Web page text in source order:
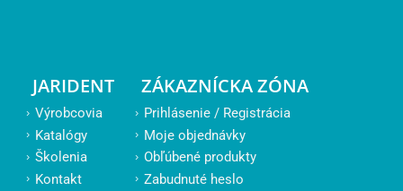
JARIDENT
Výrobcovia
Katalógy
Školenia
Kontakt
ZÁKAZNÍCKA ZÓNA
Prihlásenie / Registrácia
Moje objednávky
Obľúbené produkty
Zabudnuté heslo